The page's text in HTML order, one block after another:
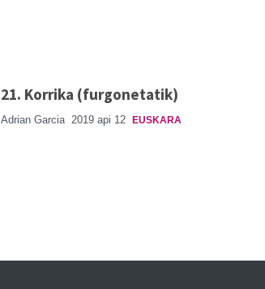
21. Korrika (furgonetatik)
Adrian Garcia 2019 api 12 EUSKARA